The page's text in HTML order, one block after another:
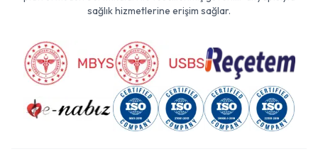
sağlık hizmetlerine erişim sağlar.